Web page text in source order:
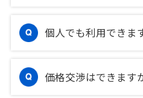
個人でも利用できま
価格交渉はできます